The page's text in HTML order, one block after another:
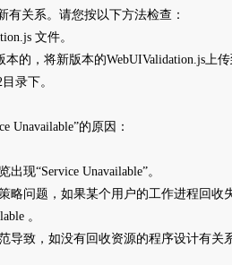
有关系。请您按以下方法检查：
文件。
本的，将新版本的WebUIValidation.js上
录下。
Unavailable”的原因：
现“Service Unavailable”。
略问题，如果某个用户的工作进程回收
。
导致，如没有回收资源的程序设计有关